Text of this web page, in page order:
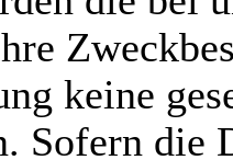
keine
Sofern